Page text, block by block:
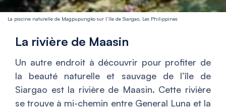
La piscine naturelle de Magpupungko sur l’île de Siargao, Les Philippines
La rivière de Maasin
Un autre endroit à découvrir pour profiter de
la beauté naturelle et sauvage de l’île de
Siargao est la rivière de Maasin. Cette rivière
se trouve à mi-chemin entre General Luna et la